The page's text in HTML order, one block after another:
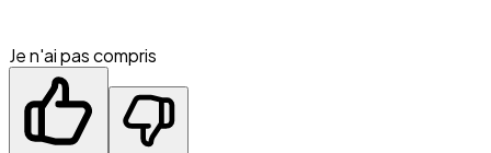
Je n'ai pas compris